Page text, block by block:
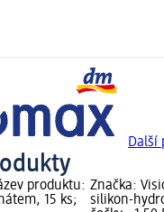
Další
produktu:
15 ks;
Značka:
silikon-